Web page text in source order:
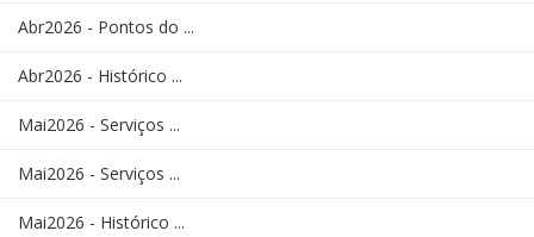
Abr2026 - Pontos do ...
Abr2026 - Histórico ...
Mai2026 - Serviços ...
Mai2026 - Serviços ...
Mai2026 - Histórico ...